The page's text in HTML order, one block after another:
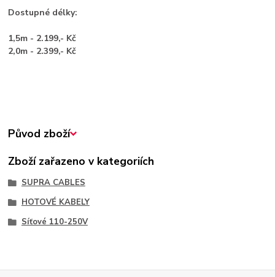
Dostupné délky:
1,5m - 2.199,- Kč
2,0m - 2.399,- Kč
Původ zboží
Zboží zařazeno v kategoriích
SUPRA CABLES
HOTOVÉ KABELY
Síťové 110-250V